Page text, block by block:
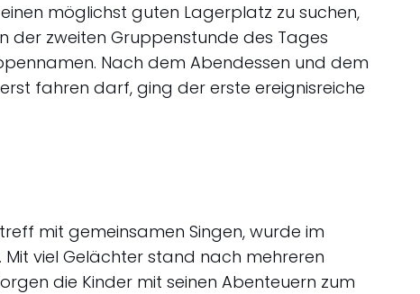
möglichst guten Lagerplatz zu suchen,
der zweiten Gruppenstunde des Tages
Nach dem Abendessen und dem
fahren darf, ging der erste ereignisreiche
mit gemeinsamen Singen, wurde im
Mit viel Gelächter stand nach mehreren
die Kinder mit seinen Abenteuern zum